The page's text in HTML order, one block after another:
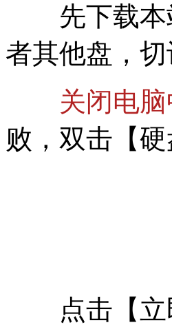
先下载本站
者其他盘，
关闭电
败，双击【
点击【立